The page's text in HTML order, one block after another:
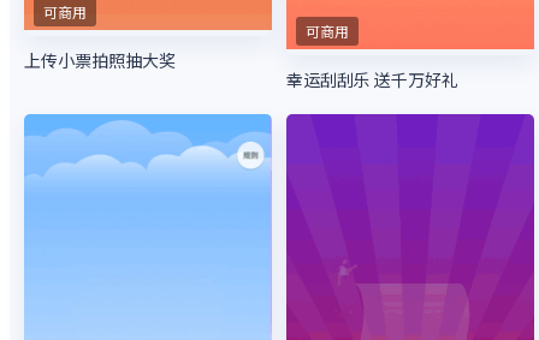
可商用
上传小票拍照抽大奖
可商用
幸运刮刮乐 送千万好礼